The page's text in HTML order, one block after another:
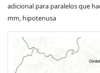
adicional para paralelos que
mm, hipotenusa